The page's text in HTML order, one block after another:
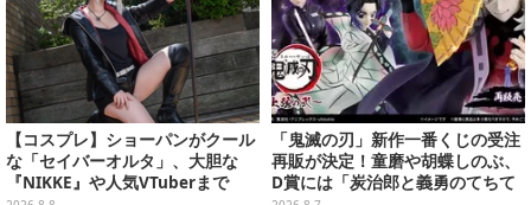
【コスプレ】ショーパンがクール
な「セイバーオルタ」、大胆な
『NIKKE』や人気VTuberまで
「鬼滅の刃」新作一番くじの受注
再販が決定！童磨や胡蝶しのぶ、
D賞には「炭治郎と義勇のてちて